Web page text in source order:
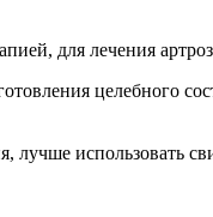
для лечения
целебного
лучше использовать